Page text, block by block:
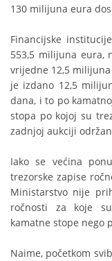
130 milijuna eura
Financijske
553,5 milijuna eura,
vrijedne 12,5
je izdano 12,5
dana, i to po
stopa po kojoj su
zadnjoj aukciji
Iako se većina
trezorske zapise
Ministarstvo nije
ročnosti za koje
kamatne stope nego
Naime, početkom